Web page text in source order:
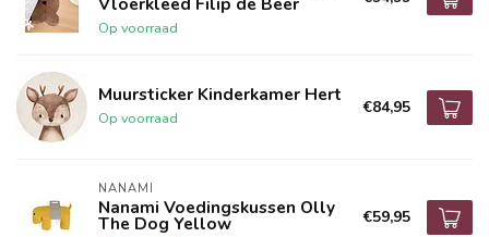
Op voorraad
Muursticker Kinderkamer Hert
Op voorraad
€84,95
NANAMI
Nanami Voedingskussen Olly
The Dog Yellow €59,95